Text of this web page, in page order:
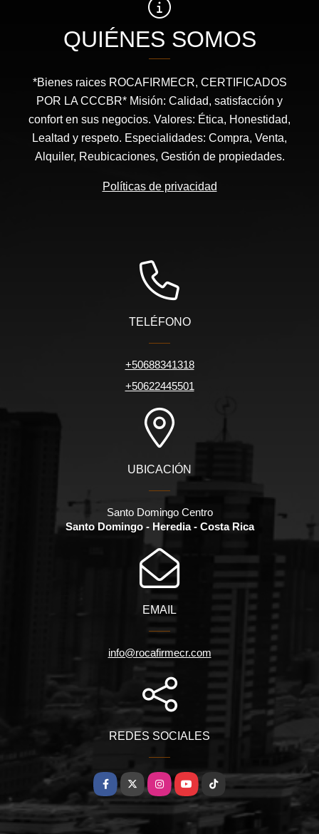
QUIÉNES SOMOS
*Bienes raices ROCAFIRMECR, CERTIFICADOS
POR LA CCCBR* Misión: Calidad, satisfacción y
confort en sus negocios. Valores: Ética, Honestidad,
Lealtad y respeto. Especialidades: Compra, Venta,
Alquiler, Reubicaciones, Gestión de propiedades.
Políticas de privacidad
TELÉFONO
+50688341318
+50622445501
UBICACIÓN
Santo Domingo Centro
Santo Domingo - Heredia - Costa Rica
EMAIL
info@rocafirmecr.com
REDES SOCIALES
Facebook
X InstagramYouTubeTikTok